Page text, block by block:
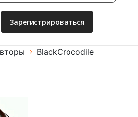
Зарегистрироваться
авторы
BlackCrocodile